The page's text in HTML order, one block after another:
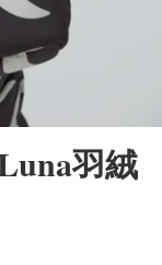
羽絨